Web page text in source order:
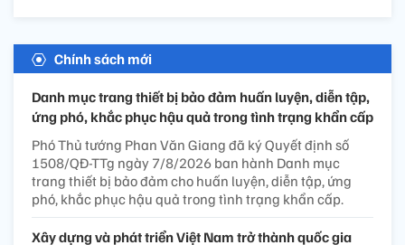
Chính sách mới
Danh mục trang thiết bị bảo đảm huấn luyện, diễn tập,
ứng phó, khắc phục hậu quả trong tình trạng khẩn cấp
Phó Thủ tướng Phan Văn Giang đã ký Quyết định số
1508/QĐ-TTg ngày 7/8/2026 ban hành Danh mục
trang thiết bị bảo đảm cho huấn luyện, diễn tập, ứng
phó, khắc phục hậu quả trong tình trạng khẩn cấp.
Xây dựng và phát triển Việt Nam trở thành quốc gia